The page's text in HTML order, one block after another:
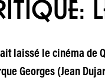
laissé le cinéma de
Georges (Jean